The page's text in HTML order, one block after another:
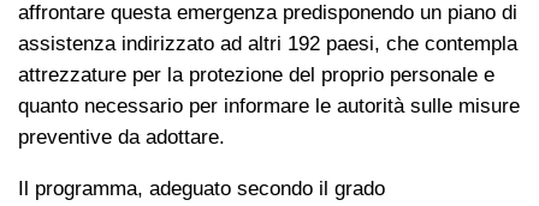
affrontare questa emergenza predisponendo un piano di
assistenza indirizzato ad altri 192 paesi, che contempla
attrezzature per la protezione del proprio personale e
quanto necessario per informare le autorità sulle misure
preventive da adottare.
Il programma, adeguato secondo il grado